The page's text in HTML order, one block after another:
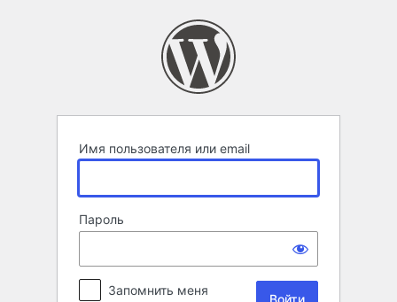
Имя пользователя или email
Пароль
Запомнить меня